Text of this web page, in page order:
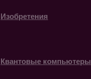
Изобретения
Квантовые компьютеры